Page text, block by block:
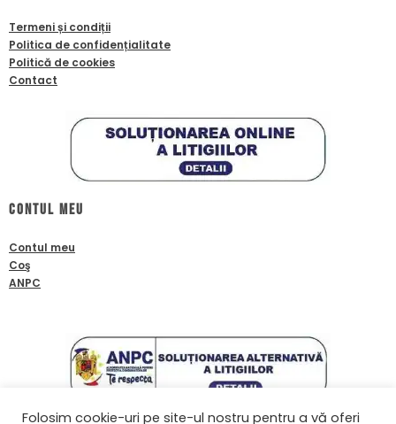
Termeni și condiții
Politica de confidențialitate
Politică de cookies
Contact
Contul meu
Contul meu
Coş
ANPC
Folosim cookie-uri pe site-ul nostru pentru a vă oferi